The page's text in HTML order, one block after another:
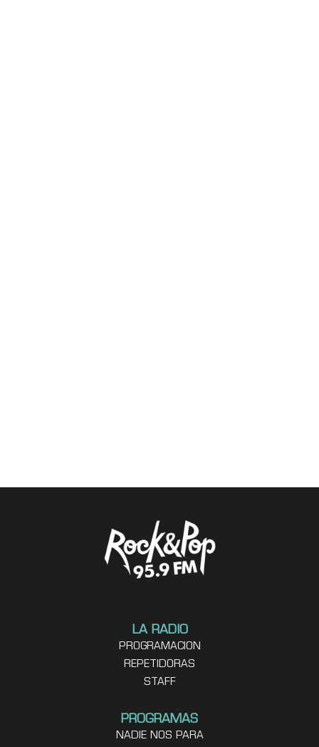
LA RADIO
PROGRAMACION
REPETIDORAS
STAFF
PROGRAMAS
NADIE NOS PARA